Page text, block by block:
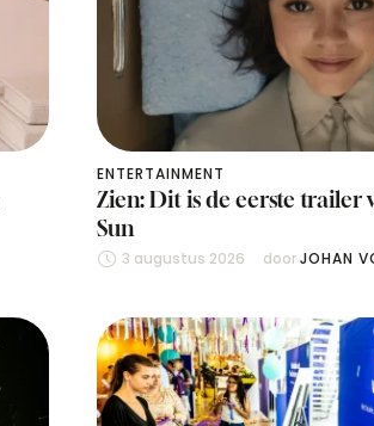
ENTERTAINMENT
Zien: Dit is de eerste trailer
Sun
3 augustus 2026 door JOHAN